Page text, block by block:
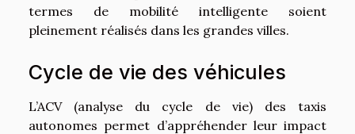
termes de mobilité intelligente soient
pleinement réalisés dans les grandes villes.
Cycle de vie des véhicules
L’ACV (analyse du cycle de vie) des taxis
autonomes permet d’appréhender leur impact